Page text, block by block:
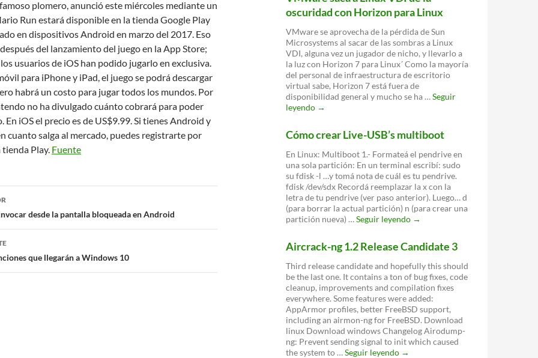
plomero, anunció este miércoles mediante un
Run estará disponible en la tienda Google Play
en dispositivos Android en marzo del 2017. Eso
del lanzamiento del juego en la App Store;
usuarios de iOS han podido jugarlo en exclusiva.
para iPhone y iPad, el juego se podrá descargar
habrá un costo para jugar todos los mundos. Por
no ha divulgado cuánto cobrará para poder
En iOS el precio es de US$9.99. Si tienes Android y
cuanto salga al mercado, puedes registrarte por
Play. Fuente
desde la pantalla bloqueada en Android
que llegarán a Windows 10
de
existir
oscuridad con Horizon para Linux
VMware se aprovecha de la pérdida de Sun
Microsystems al sacar de las sombras a Linux
VDI, alguna vez un jugador de nicho, y llevarlo a
la luz con Horizon 7 para Linux´ Como la mayoría
del personal de infraestructura de escritorio
virtual sabe, Horizon 7 está fuera de
disponibilidad general y mucho se ha …Seguir
leyendo VMware
Linux
VDI
de
la
oscuridad
con
Horizon
para
Linux
→
Cómo crear Live-USB’s multiboot
En Linux: Multiboot 1.- Formateá el pendrive en
una sola partición: En un terminal escribí: sudo
su fdisk -l …y tomá nota de cuál es tu pendrive.
fdisk /dev/sdx Recordá reemplazar la x con la
letra de tu pendrive (ver paso anterior). Luego… d
(para borrar la actual partición) n (para crear una
partición nueva) …Seguir leyendo Cómo
USB’s
multiboot
→
Aircrack-ng 1.2 Release Candidate 3
Third release candidate and hopefully this should
be the last one. It contains a ton of bug fixes, code
cleanup, improvements and compilation fixes
everywhere. Some features were added:
AppArmor profiles, better FreeBSD support,
including an airmon-ng for FreeBSD. Download
linux Download windows Changelog Airodump-
ng: Prevent sending signal to init which caused
the system to …Seguir leyendo Aircrack-
→